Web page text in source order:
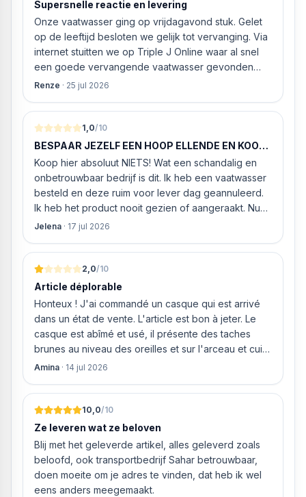
Supersnelle reactie en levering
Onze vaatwasser ging op vrijdagavond stuk. Gelet
op de leeftijd besloten we gelijk tot vervanging. Via
internet stuitten we op Triple J Online waar al snel
een goede vervangende vaatwasser gevonden
werd. ‘s Ochtends even gebeld met de
geïnstalleerd kan worden. Dit bleek het geval tegen
alleszins concurrente prijzen. De vriendelijke
medewerker gaf aan dat, als we gelijk via de
website gingen bestellen en betalen, hij z’n best
ging doen om ‘s middags nog te leveren. Het
bleken geen loze woorden: om 16.00 uur werd de
Neff vaatwasser geleverd en ver
Renze · 25 jul 2026
1,0/10
BESPAAR JEZELF EEN HOOP ELLENDE EN KOOP
HIER NIETS!
Koop hier absoluut NIETS! Wat een schandalig en
onbetrouwbaar bedrijf is dit. Ik heb een vaatwasser
besteld en deze ruim voor lever dag geannuleerd.
Ik heb het product nooit gezien of aangeraakt. Nu
weigeren ze gewoon om mijn geld volledig terug te
van MIJN geld inhouden!
Jelena · 17 jul 2026
2,0/10
Article déplorable
Honteux ! J'ai commandé un casque qui est arrivé
dans un état de vente. L'article est bon à jeter. Le
casque est abîmé et usé, il présente des taches
brunes au niveau des oreilles et sur l'arceau et cuir
qui est craquelé ! Les coussins sont eux « dégonflés
Amina · 14 jul 2026
10,0/10
Ze leveren wat ze beloven
Blij met het geleverde artikel, alles geleverd zoals
beloofd, ook transportbedrijf Sahar betrouwbaar,
doen moeite om je adres te vinden, dat heb ik wel
eens anders meegemaakt.